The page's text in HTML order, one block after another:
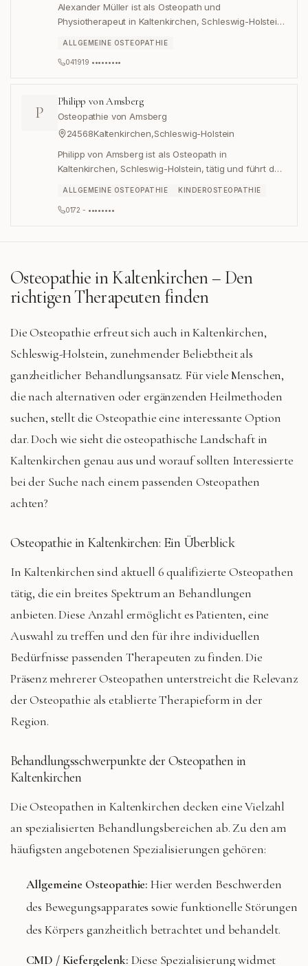
Alexander Müller ist als Osteopath und
Physiotherapeut in Kaltenkirchen, Schleswig-Holstein,
ALLGEMEINE OSTEOPATHIE
041919 •••••••••
P
Philipp von Amsberg
Osteopathie von Amsberg
24568Kaltenkirchen,Schleswig-Holstein
Philipp von Amsberg ist als Osteopath in
Kaltenkirchen, Schleswig-Holstein, tätig und führt dort
ALLGEMEINE OSTEOPATHIE KINDEROSTEOPATHIE
0172 - ••••••••
Osteopathie inKaltenkirchen– Den
richtigen Therapeuten finden
Die Osteopathie erfreut sich auch in Kaltenkirchen,
Schleswig-Holstein, zunehmender Beliebtheit als
ganzheitlicher Behandlungsansatz. Für viele Menschen,
die nach alternativen oder ergänzenden Heilmethoden
suchen, stellt die Osteopathie eine interessante Option
dar. Doch wie sieht die osteopathische Landschaft in
Kaltenkirchen genau aus und worauf sollten Interessierte
bei der Suche nach einem passenden Osteopathen
achten?
Osteopathie in Kaltenkirchen: Ein Überblick
In Kaltenkirchen sind aktuell 6 qualifizierte Osteopathen
tätig, die ein breites Spektrum an Behandlungen
anbieten. Diese Anzahl ermöglicht es Patienten, eine
Auswahl zu treffen und den für ihre individuellen
Bedürfnisse passenden Therapeuten zu finden. Die
Präsenz mehrerer Osteopathen unterstreicht die Relevanz
der Osteopathie als etablierte Therapieform in der
Region.
Behandlungsschwerpunkte der Osteopathen in
Kaltenkirchen
Die Osteopathen in Kaltenkirchen decken eine Vielzahl
an spezialisierten Behandlungsbereichen ab. Zu den am
häufigsten angebotenen Spezialisierungen gehören:
Allgemeine Osteopathie: Hier werden Beschwerden
des Bewegungsapparates sowie funktionelle Störungen
des Körpers ganzheitlich betrachtet und behandelt.
CMD / Kiefergelenk: Diese Spezialisierung widmet